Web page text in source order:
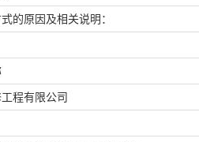
的原因及相关说明：
程有限公司